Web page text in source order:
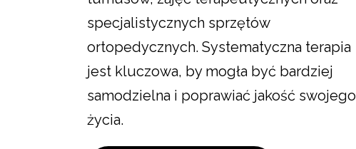
specjalistycznych sprzętów
ortopedycznych. Systematyczna terapia
jest kluczowa, by mogła być bardziej
samodzielna i poprawiać jakość swojego
życia.